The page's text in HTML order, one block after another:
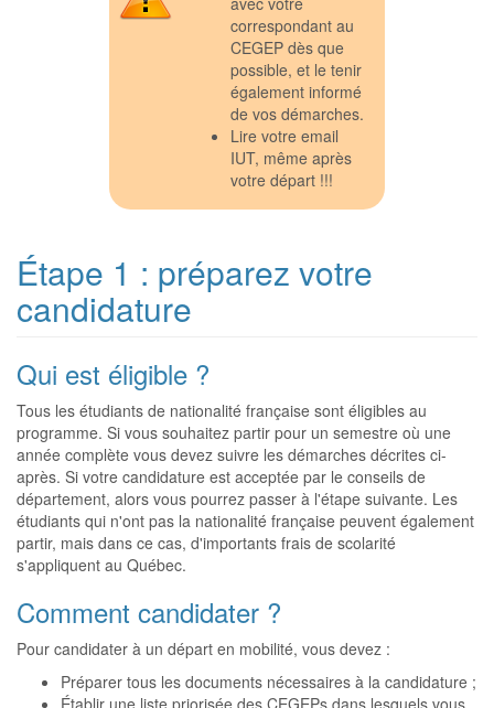
correspondant au
CEGEP dès que
possible, et le tenir
également informé
de vos démarches.
Lire votre email
IUT, même après
votre départ !!!
Étape 1 : préparez votre
candidature
Qui est éligible ?
Tous les étudiants de nationalité française sont éligibles au
programme. Si vous souhaitez partir pour un semestre où une
année complète vous devez suivre les démarches décrites ci-
après. Si votre candidature est acceptée par le conseils de
département, alors vous pourrez passer à l'étape suivante. Les
étudiants qui n'ont pas la nationalité française peuvent également
partir, mais dans ce cas, d'importants frais de scolarité
s'appliquent au Québec.
Comment candidater ?
Pour candidater à un départ en mobilité, vous devez :
Préparer tous les documents nécessaires à la candidature ;
Établir une liste priorisée des CEGEPs dans lesquels vous